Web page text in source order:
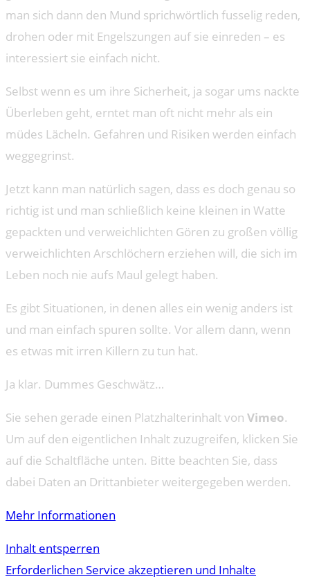
man sich dann den Mund sprichwörtlich fusselig reden,
drohen oder mit Engelszungen auf sie einreden – es
interessiert sie einfach nicht.
Selbst wenn es um ihre Sicherheit, ja sogar ums nackte
Überleben geht, erntet man oft nicht mehr als ein
müdes Lächeln. Gefahren und Risiken werden einfach
weggegrinst.
Jetzt kann man natürlich sagen, dass es doch genau so
richtig ist und man schließlich keine kleinen in Watte
gepackten und verweichlichten Gören zu großen völlig
verweichlichten Arschlöchern erziehen will, die sich im
Leben noch nie aufs Maul gelegt haben.
Es gibt Situationen, in denen alles ein wenig anders ist
und man einfach spuren sollte. Vor allem dann, wenn
es etwas mit irren Killern zu tun hat.
Ja klar. Dummes Geschwätz…
Sie sehen gerade einen Platzhalterinhalt von Vimeo.
Um auf den eigentlichen Inhalt zuzugreifen, klicken Sie
auf die Schaltfläche unten. Bitte beachten Sie, dass
dabei Daten an Drittanbieter weitergegeben werden.
Mehr Informationen
Inhalt entsperren
Erforderlichen Service akzeptieren und Inhalte